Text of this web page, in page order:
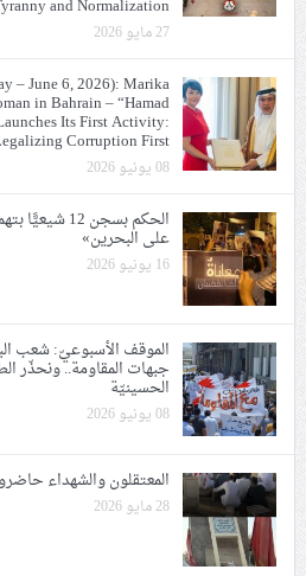
and Normalization
27 مايو 2026
– June 6, 2026): Marika
in Bahrain – “Hamad
Its First Activity:
Corruption First
08 يونيو 2026
الحكم بسجن 12
على البحرين»
16 يونيو 2026
الموقف الأسبوعيّ: شعب
جبهات المقاومة.. ونحذّر
الحسينيّة
08 يونيو 2026
المعتقلون والشهداء
28 مايو 2026